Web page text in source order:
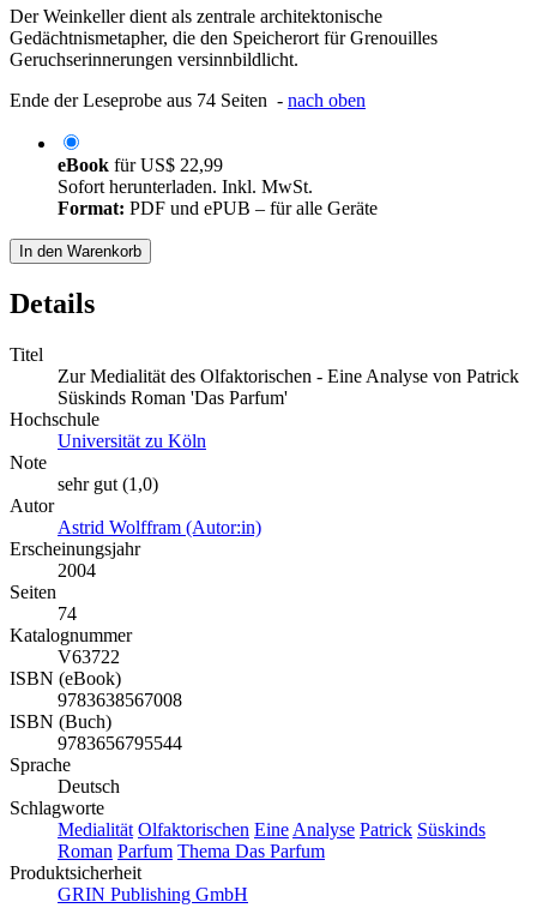
Der Weinkeller dient als zentrale architektonische
Gedächtnismetapher, die den Speicherort für Grenouilles
Geruchserinnerungen versinnbildlicht.
Ende der Leseprobe aus 74 Seiten - nach oben
eBook fürUS$ 22,99
Sofort herunterladen. Inkl. MwSt.
Format: PDF und ePUB – für alle Geräte
In den Warenkorb
Details
Titel
Zur Medialität des Olfaktorischen - Eine Analyse von Patrick
Süskinds Roman 'Das Parfum'
Hochschule
Universität zu Köln
Note
sehr gut (1,0)
Autor
Astrid Wolffram (Autor:in)
Erscheinungsjahr
2004
Seiten
74
Katalognummer
V63722
ISBN (eBook)
9783638567008
ISBN (Buch)
9783656795544
Sprache
Deutsch
Schlagworte
Medialität Olfaktorischen Eine Analyse Patrick Süskinds
Roman Parfum Thema Das Parfum
Produktsicherheit
GRIN Publishing GmbH